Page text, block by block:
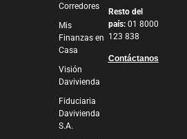
Corredores
Mis
Finanzas en
Casa
Visión
Davivienda
Fiduciaria
Davivienda
S.A.
Resto del
país: 01 8000
123 838
Contáctanos